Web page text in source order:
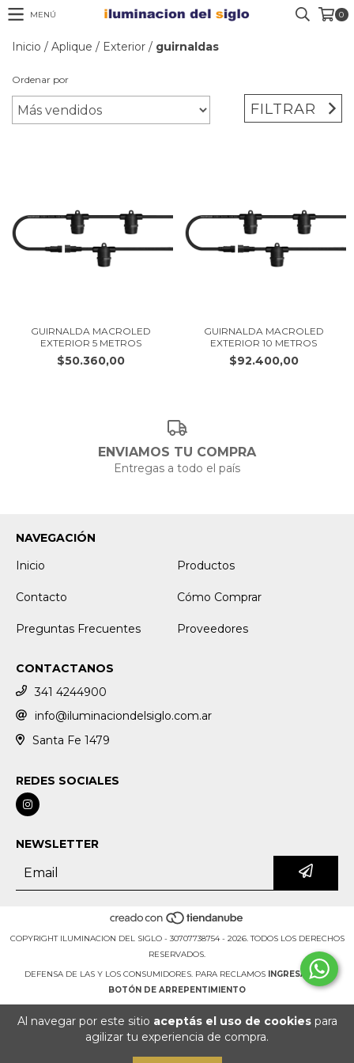
Al navegar por este sitio aceptás el uso de cookiespara
agilizar tu experiencia de compra.
MENÚ 0
Inicio / Aplique / Exterior / guirnaldas
Ordenar por
FILTRAR
GUIRNALDA MACROLED
EXTERIOR 5 METROS
$50.360,00
GUIRNALDA MACROLED
EXTERIOR 10 METROS
$92.400,00
ENVIAMOS TU COMPRA
Entregas a todo el país
NAVEGACIÓN
Inicio
Productos
Contacto Cómo Comprar
Preguntas Frecuentes Proveedores
CONTACTANOS
341 4244900
info@iluminaciondelsiglo.com.ar
Santa Fe 1479
REDES SOCIALES
NEWSLETTER
COPYRIGHT ILUMINACION DEL SIGLO - 30707738754 - 2026. TODOS LOS DERECHOS
RESERVADOS.
DEFENSA DE LAS Y LOS CONSUMIDORES. PARA RECLAMOS
INGRESÁ ACÁ.
BOTÓN DE ARREPENTIMIENTO